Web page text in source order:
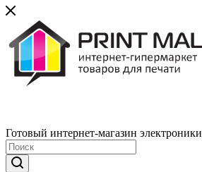
Готовый интернет-магазин электроники